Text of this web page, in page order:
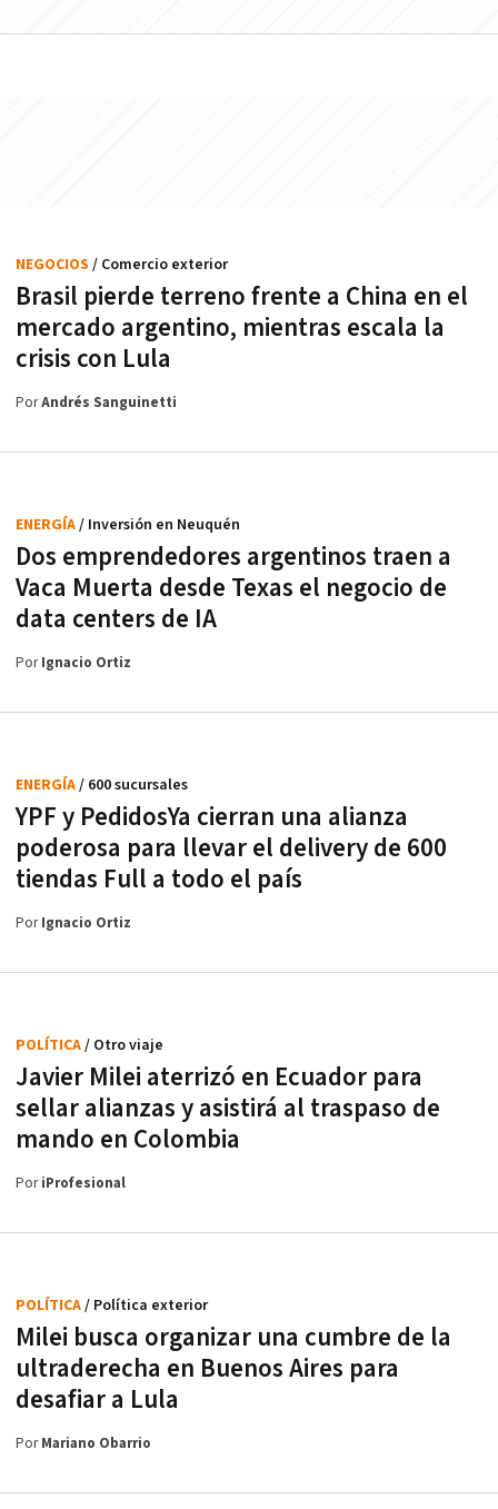
Brasil pierde terreno frente a China en el
mercado argentino, mientras escala la
crisis con Lula
NEGOCIOS / Comercio exterior
PorAndrés Sanguinetti
Dos emprendedores argentinos traen a
Vaca Muerta desde Texas el negocio de
data centers de IA
ENERGÍA/ Inversión en Neuquén
PorIgnacio Ortiz
YPF y PedidosYa cierran una alianza
poderosa para llevar el delivery de 600
tiendas Full a todo el país
ENERGÍA/ 600 sucursales
PorIgnacio Ortiz
Javier Milei aterrizó en Ecuador para
sellar alianzas y asistirá al traspaso de
mando en Colombia
POLÍTICA/ Otro viaje
PoriProfesional
Milei busca organizar una cumbre de la
ultraderecha en Buenos Aires para
desafiar a Lula
POLÍTICA/ Política exterior
PorMariano Obarrio